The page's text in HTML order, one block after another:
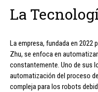
La
La empresa, fundada en 2022
Zhu, se enfoca en
constantemente. Uno de sus
automatización del proceso
compleja para los robots